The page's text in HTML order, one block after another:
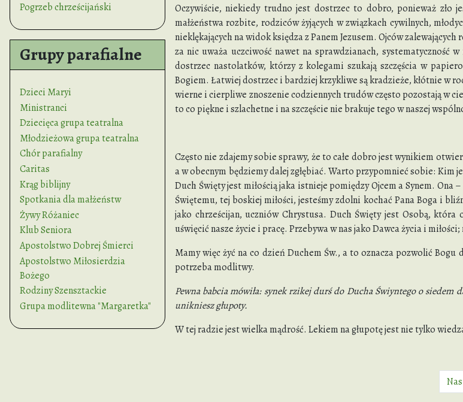
Pogrzeb chrześcijański
Grupy parafialne
Dzieci Maryi
Ministranci
Dziecięca grupa teatralna
Młodzieżowa grupa teatralna
Chór parafialny
Caritas
Krąg biblijny
Spotkania dla małżeństw
Żywy Różaniec
Klub Seniora
Apostolstwo Dobrej Śmierci
Apostolstwo Miłosierdzia
Bożego
Rodziny Szensztackie
Grupa modlitewna "Margaretka"
Oczywiście, niekiedy trudno jest dostrzec to dobro, ponieważ zło
małżeństwa rozbite, rodziców żyjących w związkach cywilnych,
nieklękających na widok księdza z Panem Jezusem. Ojców
za nic uważa uczciwość nawet na sprawdzianach, systematyczność
dostrzec nastolatków, którzy z kolegami szukają szczęścia w
Bogiem. Łatwiej dostrzec i bardziej krzykliwe są kradzieże, kłótnie w
wierne i cierpliwe znoszenie codziennych trudów często pozostają w
to co piękne i szlachetne i na szczęście nie brakuje tego w naszej
Często nie zdajemy sobie sprawy, że to całe dobro jest wynikiem
a w obecnym będziemy dalej zgłębiać. Warto przypomnieć sobie: Kim
Duch Święty jest miłością jaka istnieje pomiędzy Ojcem a Synem.
Świętemu, tej boskiej miłości, jesteśmy zdolni kochać Pana Boga i
jako chrześcijan, uczniów Chrystusa. Duch Święty jest Osobą, która
uświęcić nasze życie i pracę. Przebywa w nas jako Dawca życia i
Mamy więc żyć na co dzień Duchem Św., a to oznacza pozwolić Bogu
potrzeba modlitwy.
Pewna babcia mówiła: synek rzikej durś do Ducha Świyntego o
unikniesz głupoty.
W tej radzie jest wielka mądrość. Lekiem na głupotę jest nie tylko